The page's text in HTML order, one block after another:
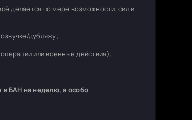
делается по мере возможности, сил и
дубляжу;
или военные действия);
в БАН на неделю, а особо